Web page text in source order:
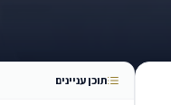
תוכן עניינים